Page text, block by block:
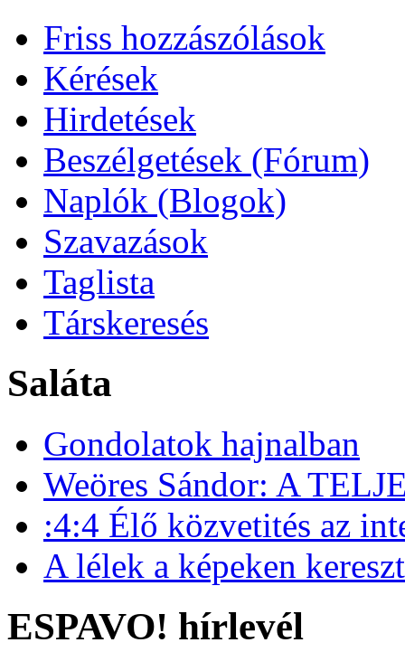
Friss hozzászólások
Kérések
Hirdetések
Beszélgetések (Fórum)
Naplók (Blogok)
Szavazások
Taglista
Társkeresés
Saláta
Gondolatok hajnalban
Weöres Sándor: A
:4:4 Élő közvetités az
A lélek a képeken
ESPAVO! hírlevél